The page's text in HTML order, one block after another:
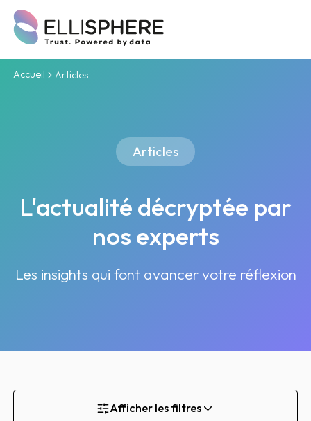
Accueil Articles
Articles
L'actualité décryptée par
nos experts
Les insights qui font avancer votre réflexion
Afficher les filtres